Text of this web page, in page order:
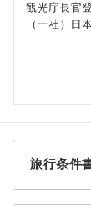
観光庁長官
（一社）日
旅行条件